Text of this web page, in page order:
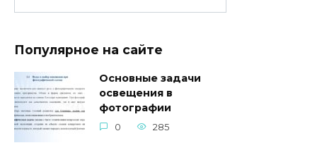
Популярное на сайте
Основные задачи
освещения в
фотографии
0 285